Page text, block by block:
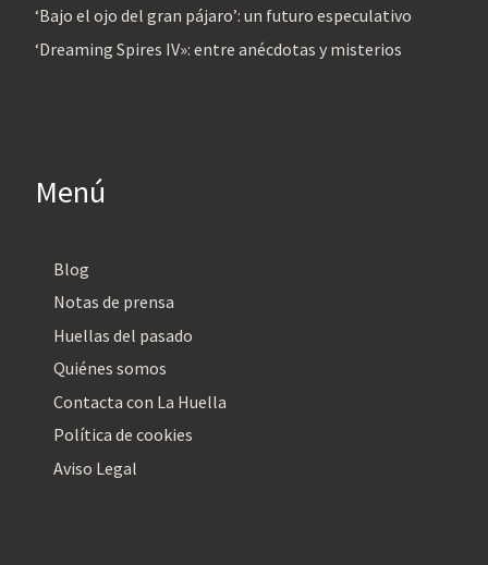
‘Bajo el ojo del gran pájaro’: un futuro especulativo
‘Dreaming Spires IV»: entre anécdotas y misterios
Menú
Blog
Notas de prensa
Huellas del pasado
Quiénes somos
Contacta con La Huella
Política de cookies
Aviso Legal